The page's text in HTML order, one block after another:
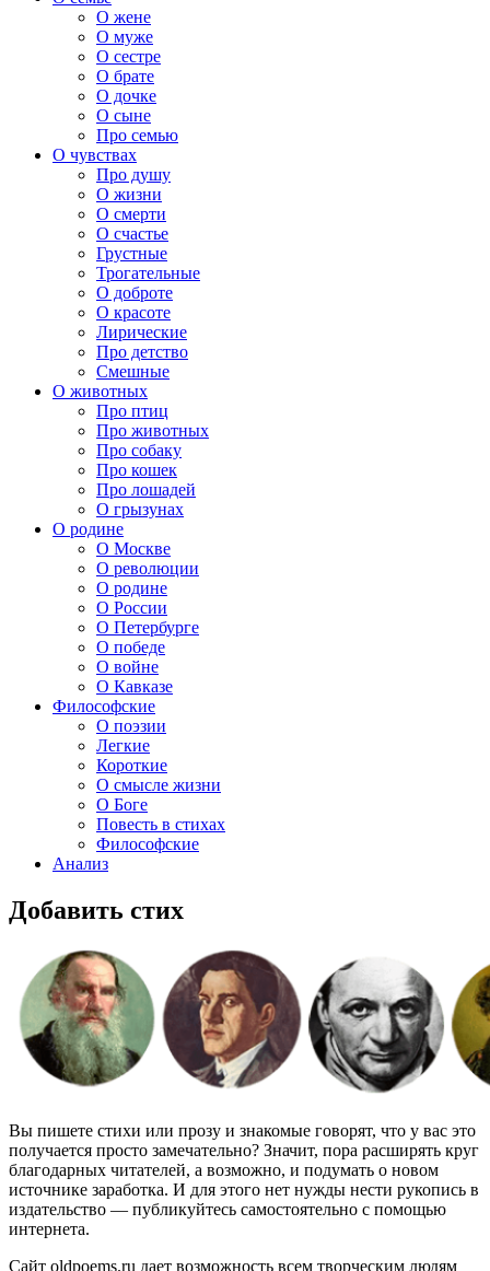
О жене
О муже
О сестре
О брате
О дочке
О сыне
Про семью
О чувствах
Про душу
О жизни
О смерти
О счастье
Грустные
Трогательные
О доброте
О красоте
Лирические
Про детство
Смешные
О животных
Про птиц
Про животных
Про собаку
Про кошек
Про лошадей
О грызунах
О родине
О Москве
О революции
О родине
О России
О Петербурге
О победе
О войне
О Кавказе
Философские
О поэзии
Легкие
Короткие
О смысле жизни
О Боге
Повесть в стихах
Философские
Анализ
Добавить стих
Вы пишете стихи или прозу и знакомые говорят, что у вас это
получается просто замечательно? Значит, пора расширять круг
благодарных читателей, а возможно, и подумать о новом
источнике заработка. И для этого нет нужды нести рукопись в
издательство — публикуйтесь самостоятельно с помощью
интернета.
Сайт oldpoems.ru дает возможность всем творческим людям